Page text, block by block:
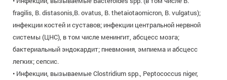
fragilis, B. distasonis,B. ovatus, B. thetaiotaomicron, B. vulgatus);
инфекции костей и суставов; инфекции центральной нервной
системы (ЦНС), в том числе менингит, абсцесс мозга;
бактериальный эндокардит; пневмония, эмпиема и абсцесс
легких; сепсис.
• Инфекции, вызываемые Clostridium spp., Peptococcus niger,